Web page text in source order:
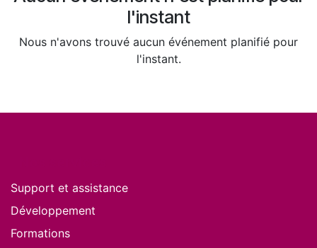
l'instant
Nous n'avons trouvé aucun événement planifié pour
l'instant.
Support et assistance
Développement
Formations